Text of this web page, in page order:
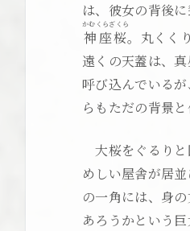
は、彼女の背後
神座桜
かむくらざくら
。丸くく
遠くの天蓋は、
呼び込んでいる
らもただの背景と
大桜をぐるりと
めしい屋舎が居
の一角には、身
あろうかという